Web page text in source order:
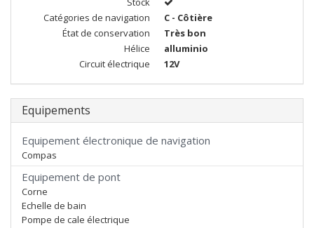
Catégories de navigation
C - Côtière
État de conservation
Très bon
Hélice
alluminio
Circuit électrique
12V
Equipements
Equipement électronique de navigation
Compas
Equipement de pont
Corne
Echelle de bain
Pompe de cale électrique